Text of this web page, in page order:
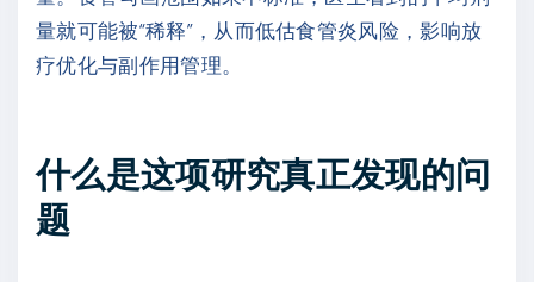
量就可能被“稀释”，从而低估食管炎风险，影响放
疗优化与副作用管理。
什么是这项研究真正发现的问
题